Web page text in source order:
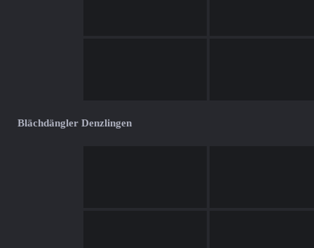
Blächdängler Denzlingen